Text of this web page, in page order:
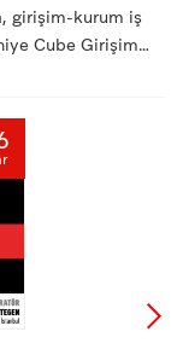
girişim-kurum iş
Cube Girişim